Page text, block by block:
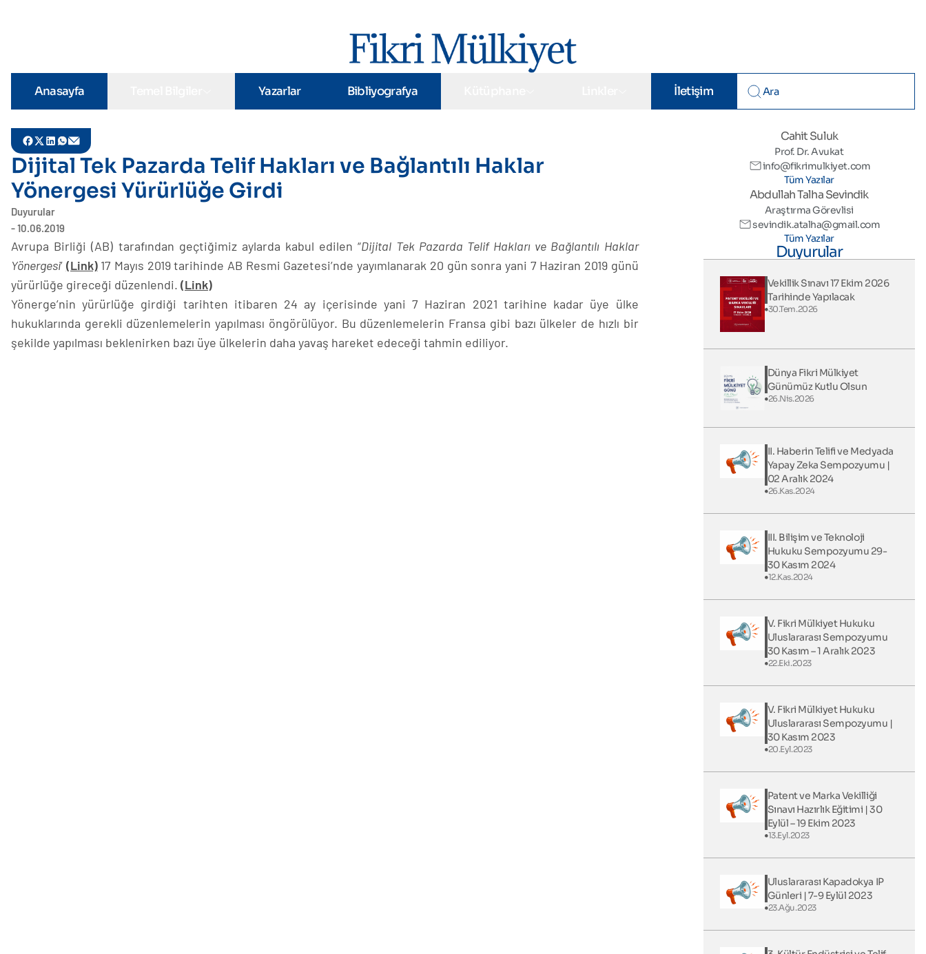
Anasayfa Yazarlar Bibliyografya İletişim
Dijital Tek Pazarda Telif Hakları ve Bağlantılı Haklar
Yönergesi Yürürlüğe Girdi
Duyurular
- 10.06.2019
Avrupa Birliği (AB) tarafından geçtiğimiz aylarda kabul edilen “Dijital Tek Pazarda Telif Hakları ve Bağlantılı Haklar
Yönergesi’ (Link)17 Mayıs 2019 tarihinde AB Resmi Gazetesi’nde yayımlanarak 20 gün sonra yani 7 Haziran 2019 günü
yürürlüğe gireceği düzenlendi. (Link)
Yönerge’nin yürürlüğe girdiği tarihten itibaren 24 ay içerisinde yani 7 Haziran 2021 tarihine kadar üye ülke
hukuklarında gerekli düzenlemelerin yapılması öngörülüyor. Bu düzenlemelerin Fransa gibi bazı ülkeler de hızlı bir
şekilde yapılması beklenirken bazı üye ülkelerin daha yavaş hareket edeceği tahmin ediliyor.
Cahit Suluk
Prof. Dr. Avukat
info@fikrimulkiyet.com
Tüm Yazılar
Abdullah Talha Sevindik
Araştırma Görevlisi
sevindik.atalha@gmail.com
Tüm Yazılar
Duyurular
Vekillik Sınavı 17 Ekim 2026
Tarihinde Yapılacak
30.Tem.2026
Dünya Fikri Mülkiyet
Günümüz Kutlu Olsun
26.Nis.2026
II. Haberin Telifi ve Medyada
Yapay Zeka Sempozyumu |
02 Aralık 2024
26.Kas.2024
III. Bilişim ve Teknoloji
Hukuku Sempozyumu 29-
30 Kasım 2024
12.Kas.2024
V. Fikri Mülkiyet Hukuku
Uluslararası Sempozyumu
30 Kasım – 1 Aralık 2023
22.Eki.2023
V. Fikri Mülkiyet Hukuku
Uluslararası Sempozyumu |
30 Kasım 2023
20.Eyl.2023
Patent ve Marka Vekilliği
Sınavı Hazırlık Eğitimi | 30
Eylül – 19 Ekim 2023
13.Eyl.2023
Uluslararası Kapadokya IP
Günleri​ | 7-9 Eylül 2023
23.Ağu.2023